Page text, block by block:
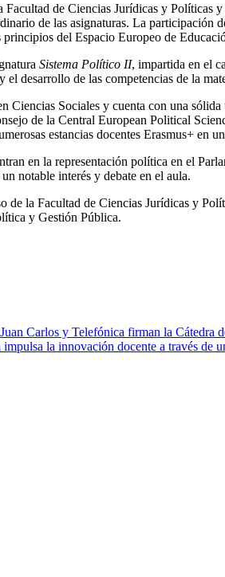
Facultad de Ciencias Jurídicas y
de las asignaturas. La
del Espacio Europeo de
Sistema Político II, impartida en el
desarrollo de las competencias de la
Ciencias Sociales y cuenta con una
de la Central European Political
estancias docentes Erasmus+ en
en la representación política en el
notable interés y debate en el aula.
la Facultad de Ciencias Jurídicas y
y Gestión Pública.
Carlos y Telefónica firman la
la innovación docente a través de